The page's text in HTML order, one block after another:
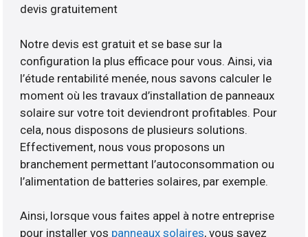
devis gratuitement
Notre devis est gratuit et se base sur la
configuration la plus efficace pour vous. Ainsi, via
l’étude rentabilité menée, nous savons calculer le
moment où les travaux d’installation de panneaux
solaire sur votre toit deviendront profitables. Pour
cela, nous disposons de plusieurs solutions.
Effectivement, nous vous proposons un
branchement permettant l’autoconsommation ou
l’alimentation de batteries solaires, par exemple.
Ainsi, lorsque vous faites appel à notre entreprise
pour installer vos panneaux solaires, vous savez